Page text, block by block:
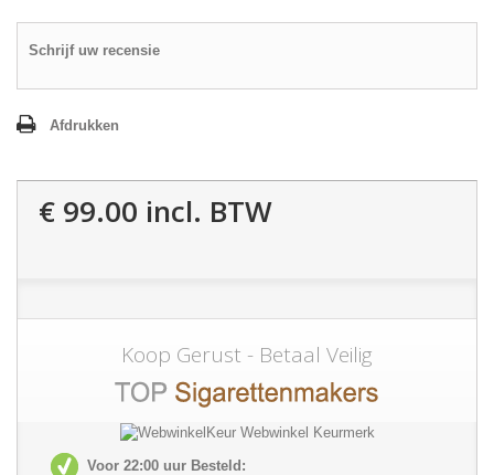
Schrijf uw recensie
Afdrukken
€ 99.00 incl. BTW
Koop Gerust - Betaal Veilig
Voor 22:00 uur Besteld: